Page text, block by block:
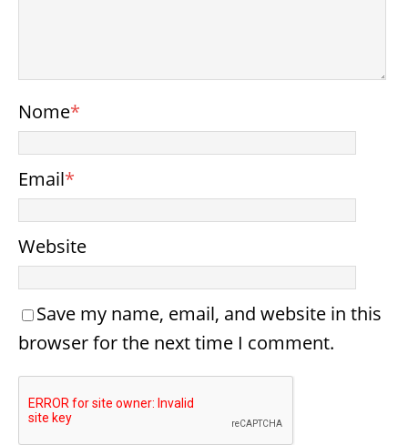
Nome*
Email*
Website
Save my name, email, and website in this
browser for the next time I comment.